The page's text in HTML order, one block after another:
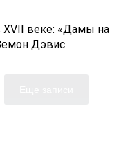
веке: «Дамы на
Дэвис